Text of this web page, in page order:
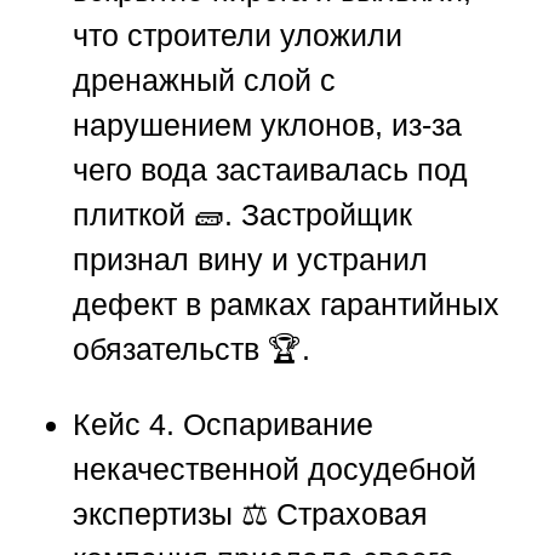
что строители уложили
дренажный слой с
нарушением уклонов, из-за
чего вода застаивалась под
плиткой 🧱. Застройщик
признал вину и устранил
дефект в рамках гарантийных
обязательств 🏆.
Кейс 4. Оспаривание
некачественной досудебной
экспертизы ⚖️ Страховая